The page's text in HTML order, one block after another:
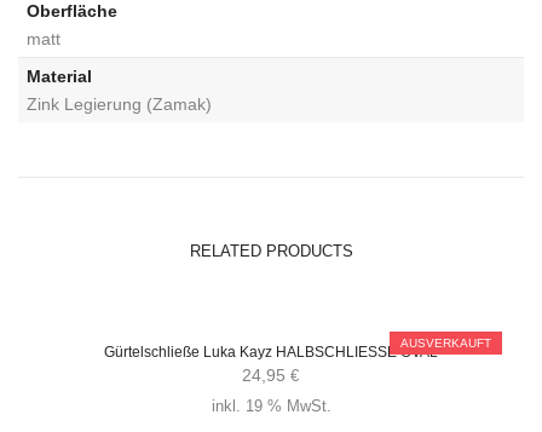
Oberfläche
matt
Material
Zink Legierung (Zamak)
RELATED PRODUCTS
AUSVERKAUFT
Gürtelschließe Luka Kayz HALBSCHLIESSE OVAL
24,95 €
inkl. 19 % MwSt.